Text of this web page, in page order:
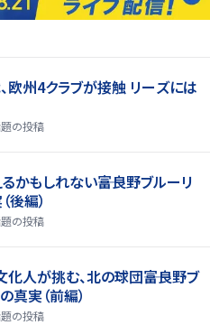
欧州4クラブが接触 リーズには
の投稿
かもしれない――富良野ブルーリ
後編）
の投稿
化人が挑む、北の球団――富良野ブ
真実（前編）
の投稿